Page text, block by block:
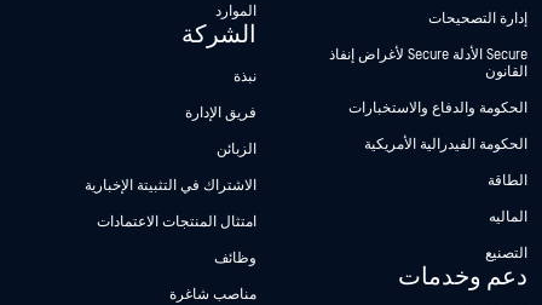
إدارة التصحيحات
Secure الأدلة Secure لأغراض إنفاذ
القانون
الحكومة والدفاع والاستخبارات
الحكومة الفيدرالية الأمريكية
الطاقة
الماليه
التصنيع
دعم وخدمات
الموارد
الشركة
نبذة
فريق الإدارة
الزبائن
الاشتراك في التثبيتة الإخبارية
امتثال المنتجات الاعتمادات
وظائف
مناصب شاغرة